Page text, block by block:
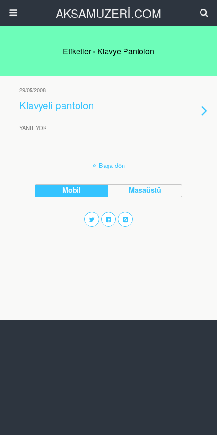
AKSAMUZERİ.COM
Etiketler › Klavye Pantolon
29/05/2008
Klavyeli pantolon
YANIT YOK
Başa dön
Mobil Masaüstü